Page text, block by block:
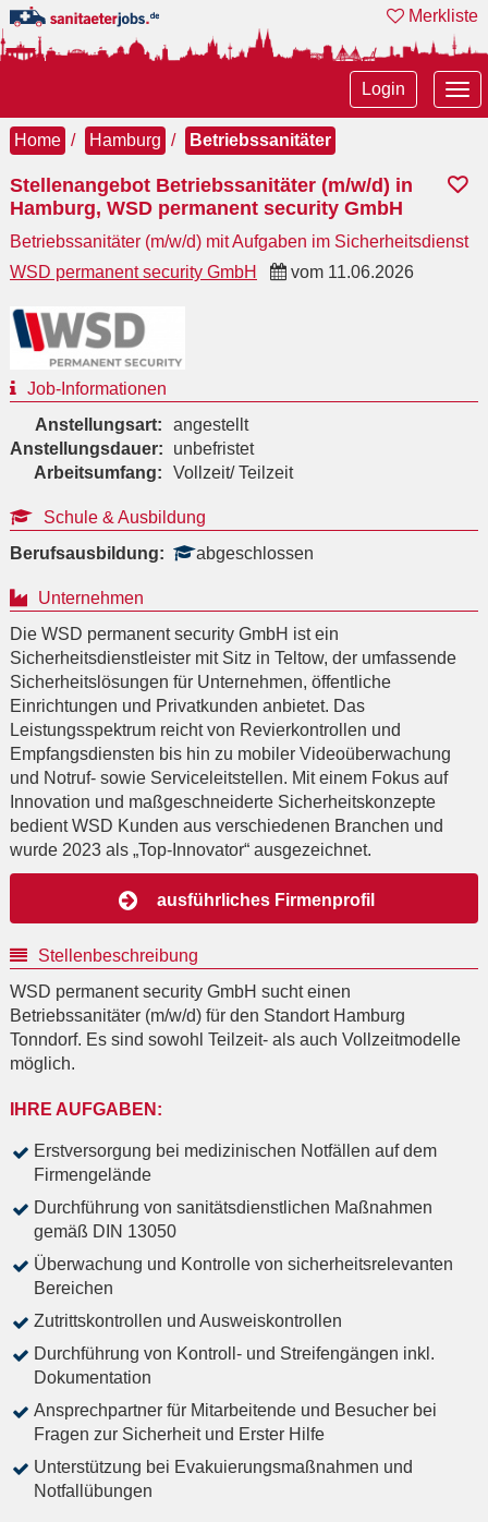
Merkliste
Login
Home Hamburg Betriebssanitäter
Stellenangebot Betriebssanitäter (m/w/d) in
Hamburg, WSD permanent security GmbH
Betriebssanitäter (m/w/d) mit Aufgaben im Sicherheitsdienst
WSD permanent security GmbH
vom 11.06.2026
Job-Informationen
Anstellungsart:
angestellt
Anstellungsdauer:
unbefristet
Arbeitsumfang:
Vollzeit/ Teilzeit
Schule & Ausbildung
Berufsausbildung:
abgeschlossen
Unternehmen
Die WSD permanent security GmbH ist ein
Sicherheitsdienstleister mit Sitz in Teltow, der umfassende
Sicherheitslösungen für Unternehmen, öffentliche
Einrichtungen und Privatkunden anbietet. Das
Leistungsspektrum reicht von Revierkontrollen und
Empfangsdiensten bis hin zu mobiler Videoüberwachung
und Notruf- sowie Serviceleitstellen. Mit einem Fokus auf
Innovation und maßgeschneiderte Sicherheitskonzepte
bedient WSD Kunden aus verschiedenen Branchen und
wurde 2023 als „Top-Innovator“ ausgezeichnet.
ausführliches Firmenprofil
Stellenbeschreibung
WSD permanent security GmbH sucht einen
Betriebssanitäter (m/w/d) für den Standort Hamburg
Tonndorf. Es sind sowohl Teilzeit- als auch Vollzeitmodelle
möglich.
IHRE AUFGABEN:
Erstversorgung bei medizinischen Notfällen auf dem
Firmengelände
Durchführung von sanitätsdienstlichen Maßnahmen
gemäß DIN 13050
Überwachung und Kontrolle von sicherheitsrelevanten
Bereichen
Zutrittskontrollen und Ausweiskontrollen
Durchführung von Kontroll- und Streifengängen inkl.
Dokumentation
Ansprechpartner für Mitarbeitende und Besucher bei
Fragen zur Sicherheit und Erster Hilfe
Unterstützung bei Evakuierungsmaßnahmen und
Notfallübungen